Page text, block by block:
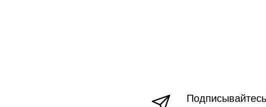
Подписывайтесь